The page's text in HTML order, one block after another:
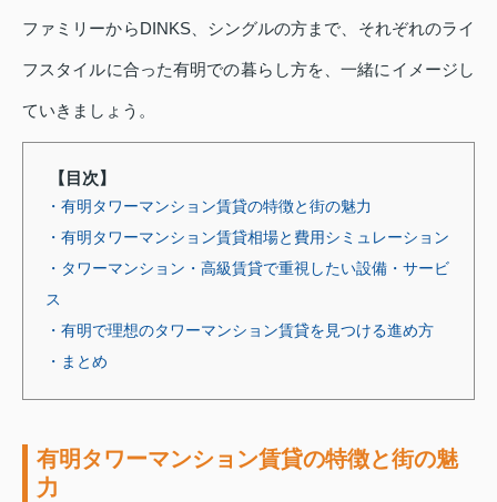
ファミリーからDINKS、シングルの方まで、それぞれのライ
フスタイルに合った有明での暮らし方を、一緒にイメージし
ていきましょう。
【目次】
・有明タワーマンション賃貸の特徴と街の魅力
・有明タワーマンション賃貸相場と費用シミュレーション
・タワーマンション・高級賃貸で重視したい設備・サービ
ス
・有明で理想のタワーマンション賃貸を見つける進め方
・まとめ
有明タワーマンション賃貸の特徴と街の魅
力